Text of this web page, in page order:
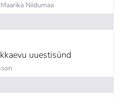
Maarika Niidumaa
uuestisünd